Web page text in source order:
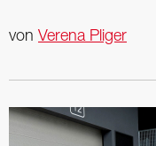
von Verena Pliger